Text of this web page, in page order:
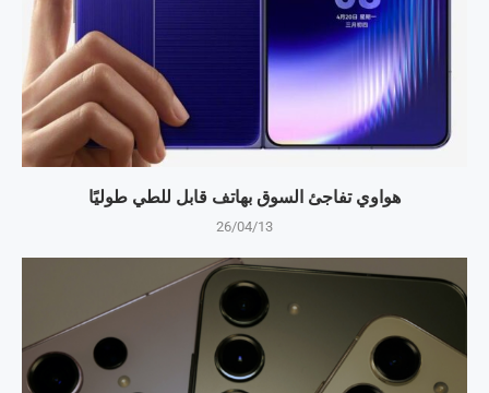
هواوي تفاجئ السوق بهاتف قابل للطي طوليًا
26/04/13